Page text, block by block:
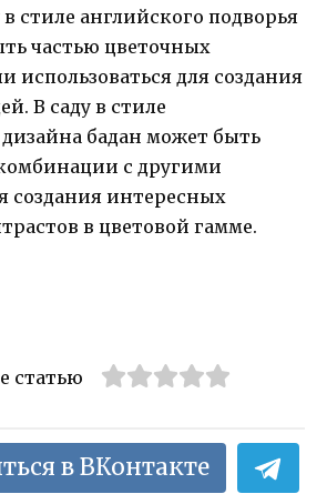
стиле английского подворья
частью цветочных
использоваться для создания
В саду в стиле
бадан может быть
с другими
создания интересных
в цветовой гамме.
статью
в ВКонтакте